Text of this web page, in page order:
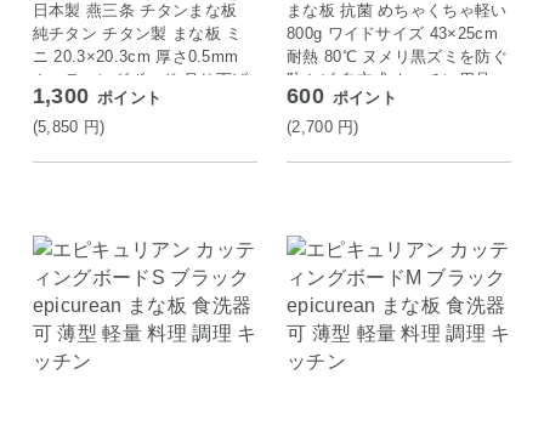
日本製 燕三条 チタンまな板
純チタン チタン製 まな板 ミ
ニ 20.3×20.3cm 厚さ0.5mm
カッティングボード 吊り下げ
可能 軽い お手入れ簡単 にお
い移りなし 錆びにくい 清潔
1,300 ポイント
(5,850 円)
まな板 抗菌 めちゃくちゃ軽い
800g ワイドサイズ 43×25cm
耐熱 80℃ ヌメリ黒ズミを防ぐ
防カビ 自立式 キッチン用品
600 ポイント
(2,700 円)